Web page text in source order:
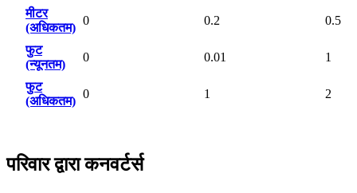
मीटर
(अधिकतम)
0 0.2 0.5
फुट
(न्यूनतम)
0 0.01 1
फुट
(अधिकतम)
0 1 2
परिवार द्वारा कनवर्टर्स